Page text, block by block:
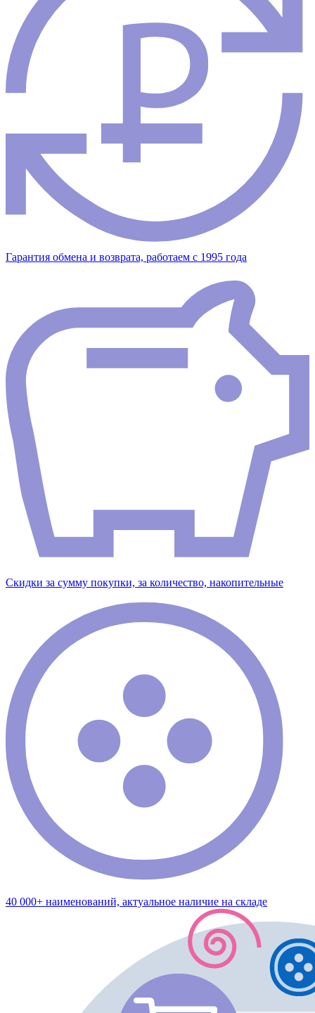
Гарантия обмена и возврата, работаем с 1995 года
Скидки за сумму покупки, за количество, накопительные
40 000+ наименований, актуальное наличие на складе